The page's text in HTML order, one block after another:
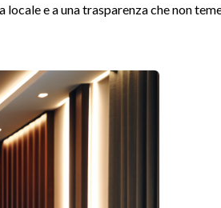
e a una trasparenza che non